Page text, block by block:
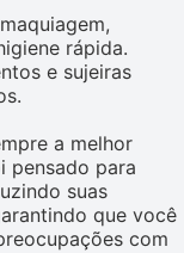
rápida.
e sujeiras
a melhor
pensado para
suas
que você
com